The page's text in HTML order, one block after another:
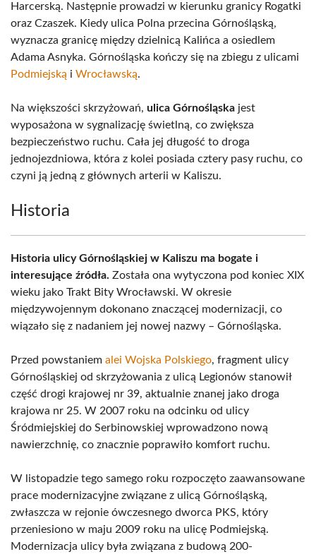
Harcerską. Następnie prowadzi w kierunku granicy Rogatki
oraz Czaszek. Kiedy ulica Polna przecina Górnośląską,
wyznacza granicę między dzielnicą Kalińca a osiedlem
Adama Asnyka. Górnośląska kończy się na zbiegu z ulicami
Podmiejską i Wrocławską.
Na większości skrzyżowań, ulica Górnośląska jest
wyposażona w sygnalizację świetlną, co zwiększa
bezpieczeństwo ruchu. Cała jej długość to droga
jednojezdniowa, która z kolei posiada cztery pasy ruchu, co
czyni ją jedną z głównych arterii w Kaliszu.
Historia
Historia ulicy Górnośląskiej w Kaliszu ma bogate i
interesujące źródła. Została ona wytyczona pod koniec XIX
wieku jako Trakt Bity Wrocławski. W okresie
międzywojennym dokonano znaczącej modernizacji, co
wiązało się z nadaniem jej nowej nazwy – Górnośląska.
Przed powstaniem alei Wojska Polskiego, fragment ulicy
Górnośląskiej od skrzyżowania z ulicą Legionów stanowił
część drogi krajowej nr 39, aktualnie znanej jako droga
krajowa nr 25. W 2007 roku na odcinku od ulicy
Śródmiejskiej do Serbinowskiej wprowadzono nową
nawierzchnię, co znacznie poprawiło komfort ruchu.
W listopadzie tego samego roku rozpoczęto zaawansowane
prace modernizacyjne związane z ulicą Górnośląską,
zwłaszcza w rejonie ówczesnego dworca PKS, który
przeniesiono w maju 2009 roku na ulicę Podmiejską.
Modernizacja ulicy była związana z budową 200-